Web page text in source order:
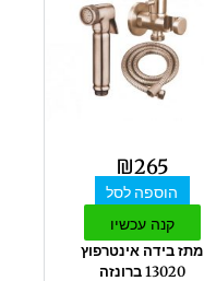
₪265
הוספה לסל
קנה עכשיו
מתז בידה אינטרפוץ
13020 ברונזה